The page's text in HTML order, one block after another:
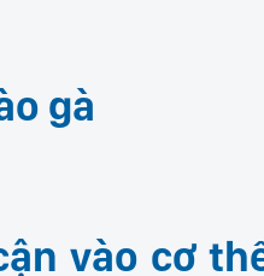
gà
vào cơ